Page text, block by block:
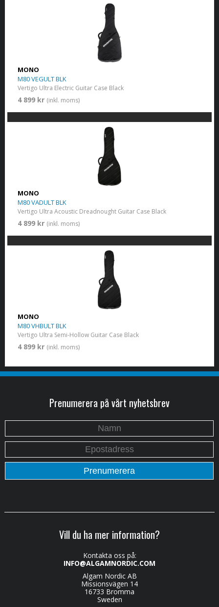
MONO
M80 VEGULT BLK
Vertigo Ultra Electric Guitar Case Black
4 899 kr (inkl. moms)
MONO
M80 VADULT BLK
Vertigo Ultra Acoustic Dreadnought Guitar Case Black
4 899 kr (inkl. moms)
MONO
M80 VHBULT BLK
Vertigo Ultra Semi-Hollow Guitar Case Black
4 899 kr (inkl. moms)
Prenumerera på vårt nyhetsbrev
Vill du ha mer information?
Kontakta oss på:
INFO@ALGAMNORDIC.COM
Algam Nordic AB
Missionsvägen 14
16733 Bromma
Sweden